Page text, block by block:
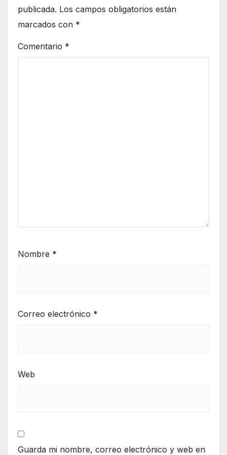
publicada. Los campos obligatorios están
marcados con *
Comentario *
Nombre *
Correo electrónico *
Web
Guarda mi nombre, correo electrónico y web en